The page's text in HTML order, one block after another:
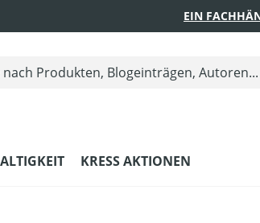
EIN
KRESS AKTIONEN